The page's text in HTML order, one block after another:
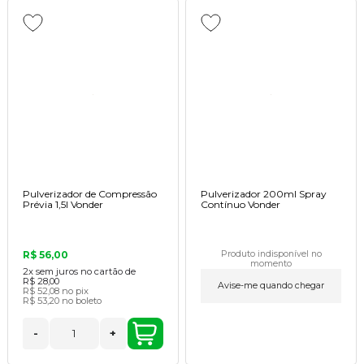
Pulverizador de Compressão
Prévia 1,5l Vonder
R$ 56,00
2x sem juros no cartão de
R$ 28,00
R$ 52,08 no pix
R$ 53,20 no boleto
- +
Pulverizador 200ml Spray
Contínuo Vonder
Produto indisponível no
momento
Avise-me quando chegar